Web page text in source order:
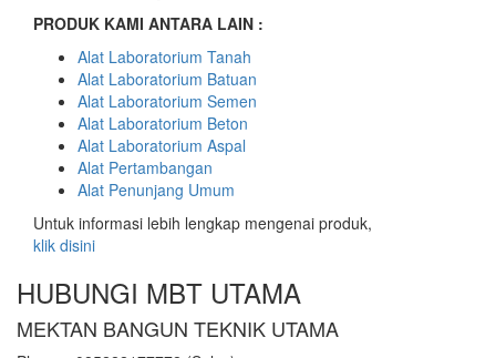
PRODUK KAMI ANTARA LAIN :
Alat Laboratorium Tanah
Alat Laboratorium Batuan
Alat Laboratorium Semen
Alat Laboratorium Beton
Alat Laboratorium Aspal
Alat Pertambangan
Alat Penunjang Umum
Untuk informasi lebih lengkap mengenai produk,
klik disini
HUBUNGI MBT UTAMA
MEKTAN BANGUN TEKNIK UTAMA